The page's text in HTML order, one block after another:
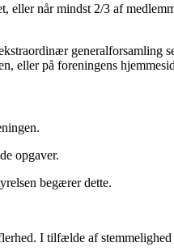
når mindst 2/3 af
generalforsamling
eller på foreningens
opgaver.
begærer dette.
I tilfælde af